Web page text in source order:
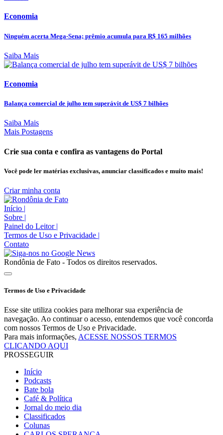
Economia
Ninguém acerta Mega-Sena; prêmio acumula para R$ 165 milhões
Saiba Mais
Economia
Balança comercial de julho tem superávit de US$ 7 bilhões
Saiba Mais
Mais Postagens
Crie sua conta e confira as vantagens do Portal
Você pode ler matérias exclusivas, anunciar classificados e muito mais!
Criar minha conta
Início |
Sobre |
Painel do Leitor |
Termos de Uso e Privacidade |
Contato
Rondônia de Fato - Todos os direitos reservados.
Termos de Uso e Privacidade
Esse site utiliza cookies para melhorar sua experiência de
navegação. Ao continuar o acesso, entendemos que você concorda
com nossos Termos de Uso e Privacidade.
Para mais informações, ACESSE NOSSOS TERMOS
CLICANDO AQUI
PROSSEGUIR
Início
Podcasts
Bate bola
Café & Política
Jornal do meio dia
Classificados
Colunas